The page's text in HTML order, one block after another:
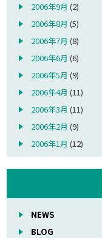
2006年9月 (2)
2006年8月 (5)
2006年7月 (8)
2006年6月 (6)
2006年5月 (9)
2006年4月 (11)
2006年3月 (11)
2006年2月 (9)
2006年1月 (12)
NEWS
BLOG